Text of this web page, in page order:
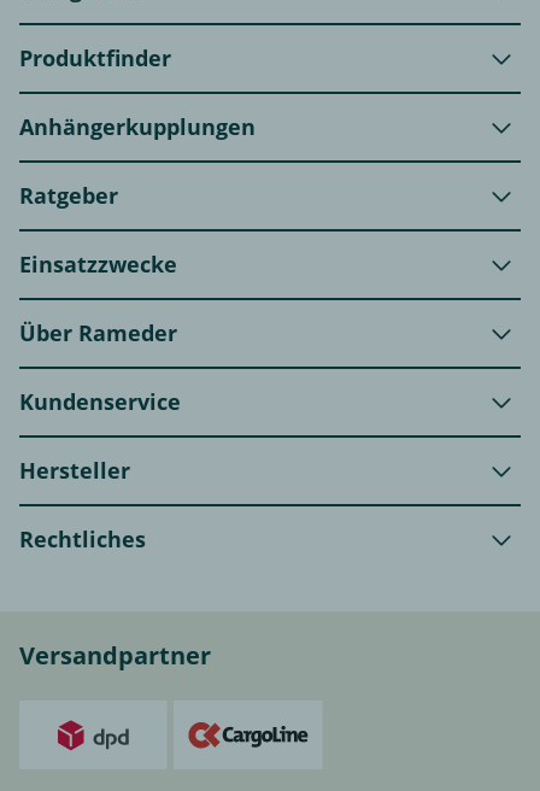
Produktfinder
Anhängerkupplungen
Ratgeber
Einsatzzwecke
Über Rameder
Kundenservice
Hersteller
Rechtliches
Versandpartner